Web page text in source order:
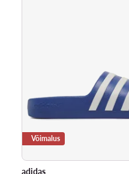
Võimalus
adidas